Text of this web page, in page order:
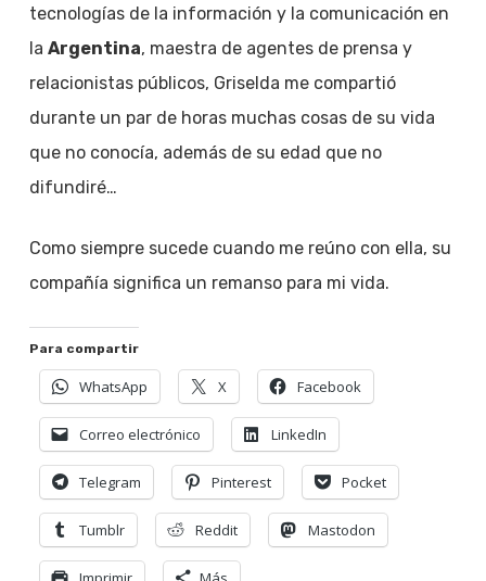
tecnologías de la información y la comunicación en
la Argentina, maestra de agentes de prensa y
relacionistas públicos, Griselda me compartió
durante un par de horas muchas cosas de su vida
que no conocía, además de su edad que no
difundiré…
Como siempre sucede cuando me reúno con ella, su
compañía significa un remanso para mi vida.
Para compartir
WhatsApp X Facebook
Correo electrónico LinkedIn
Telegram Pinterest Pocket
Tumblr Reddit Mastodon